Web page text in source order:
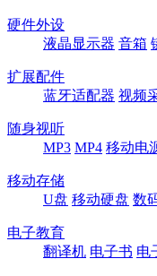
硬件外设
液晶显示器 音箱
扩展配件
蓝牙适配器 视频
随身视听
MP3 MP4 移动电
移动存储
U盘 移动硬盘 数
电子教育
翻译机 电子书 电